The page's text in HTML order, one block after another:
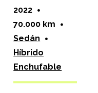
2022
70.000 km
Sedán
Híbrido
Enchufable